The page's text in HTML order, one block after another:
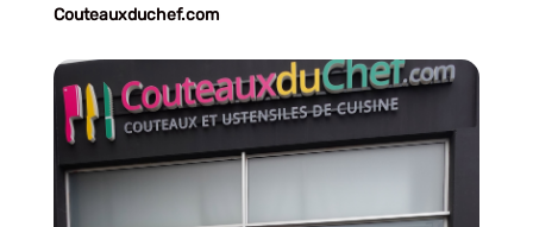
Couteauxduchef.com